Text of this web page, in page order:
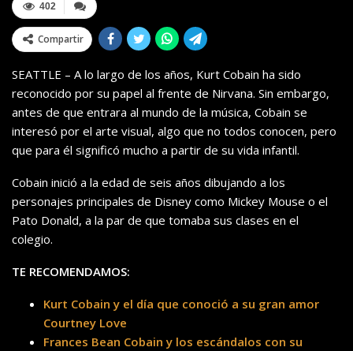
402
Compartir
SEATTLE – A lo largo de los años, Kurt Cobain ha sido
reconocido por su papel al frente de Nirvana. Sin embargo,
antes de que entrara al mundo de la música, Cobain se
interesó por el arte visual, algo que no todos conocen, pero
que para él significó mucho a partir de su vida infantil.
Cobain inició a la edad de seis años dibujando a los
personajes principales de Disney como Mickey Mouse o el
Pato Donald, a la par de que tomaba sus clases en el
colegio.
TE RECOMENDAMOS:
Kurt Cobain y el día que conoció a su gran amor
Courtney Love
Frances Bean Cobain y los escándalos con su